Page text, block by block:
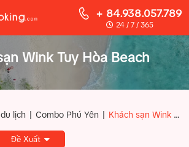
+ 84.938.057.789
24 / 7 / 365
Wink Tuy Hòa Beach
lịch | Combo Phú Yên | Khách sạn Wink Tuy Hòa Beach
Đề Xuất